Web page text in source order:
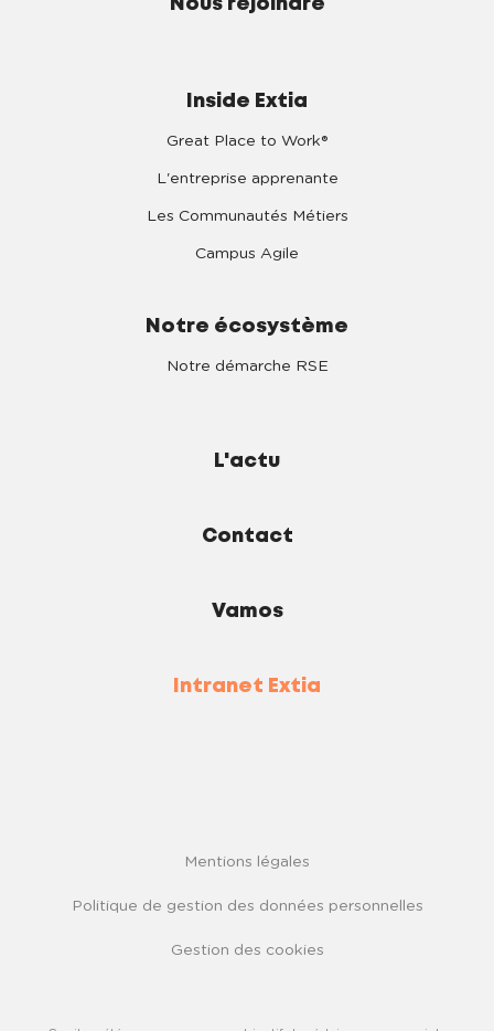
Nous rejoindre
Inside Extia
Great Place to Work®
L'entreprise apprenante
Les Communautés Métiers
Campus Agile
Notre écosystème
Notre démarche RSE
L'actu
Contact
Vamos
Intranet Extia
Mentions légales
Politique de gestion des données personnelles
Gestion des cookies